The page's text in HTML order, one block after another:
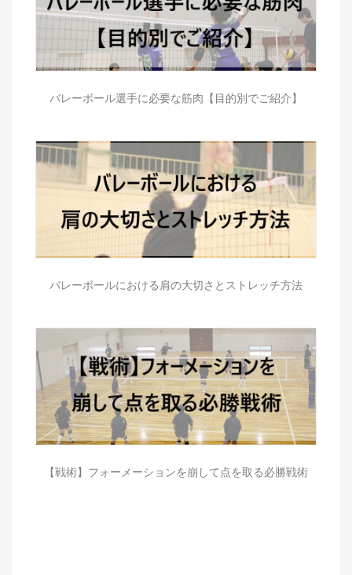
バレーボール選手に必要な筋肉【目的別でご紹介】
バレーボールにおける肩の大切さとストレッチ方法
【戦術】フォーメーションを崩して点を取る必勝戦術